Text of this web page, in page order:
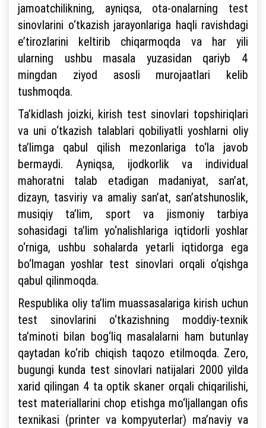
jamoatchilikning, ayniqsa, ota-onalarning test
sinovlarini o‘tkazish jarayonlariga haqli ravishdagi
e’tirozlarini keltirib chiqarmoqda va har yili
ularning ushbu masala yuzasidan qariyb 4
mingdan ziyod asosli murojaatlari kelib
tushmoqda.
Ta’kidlash joizki, kirish test sinovlari topshiriqlari
va uni o‘tkazish talablari qobiliyatli yoshlarni oliy
ta’limga qabul qilish mezonlariga to‘la javob
bermaydi. Ayniqsa, ijodkorlik va individual
mahoratni talab etadigan madaniyat, san’at,
dizayn, tasviriy va amaliy san’at, san’atshunoslik,
musiqiy ta’lim, sport va jismoniy tarbiya
sohasidagi ta’lim yo‘nalishlariga iqtidorli yoshlar
o‘rniga, ushbu sohalarda yetarli iqtidorga ega
bo‘lmagan yoshlar test sinovlari orqali o‘qishga
qabul qilinmoqda.
Respublika oliy ta’lim muassasalariga kirish uchun
test sinovlarini o‘tkazishning moddiy-texnik
ta’minoti bilan bog‘liq masalalarni ham butunlay
qaytadan ko‘rib chiqish taqozo etilmoqda. Zero,
bugungi kunda test sinovlari natijalari 2000 yilda
xarid qilingan 4 ta optik skaner orqali chiqarilishi,
test materiallarini chop etishga mo‘ljallangan ofis
texnikasi (printer va kompyuterlar) ma’naviy va